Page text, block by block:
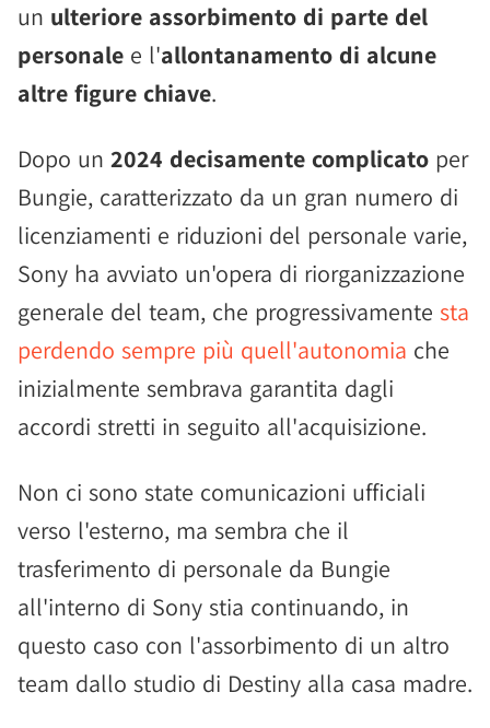
un ulteriore assorbimento di parte del
personale e l'allontanamento di alcune
altre figure chiave.
Dopo un 2024 decisamente complicato per
Bungie, caratterizzato da un gran numero di
licenziamenti e riduzioni del personale varie,
Sony ha avviato un'opera di riorganizzazione
generale del team, che progressivamente sta
perdendo sempre più quell'autonomia che
inizialmente sembrava garantita dagli
accordi stretti in seguito all'acquisizione.
Non ci sono state comunicazioni ufficiali
verso l'esterno, ma sembra che il
trasferimento di personale da Bungie
all'interno di Sony stia continuando, in
questo caso con l'assorbimento di un altro
team dallo studio di Destiny alla casa madre.